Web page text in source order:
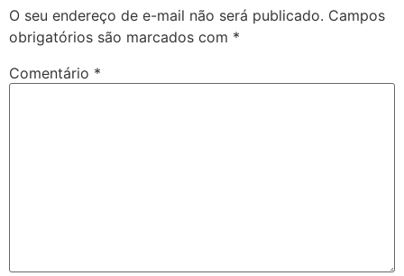
O seu endereço de e-mail não será publicado. Campos
obrigatórios são marcados com *
Comentário *